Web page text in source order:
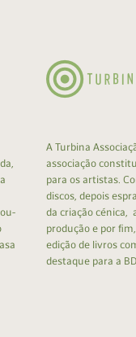
A Turbina
associação
para os artistas.
discos, depois
da criação cénica,
produção e por
edição de livros
destaque para a